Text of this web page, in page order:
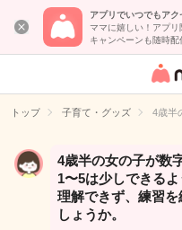
アプリでいつでもアク
ママに嬉しい！アプリ
キャンペーンも随時配
女性
イト
トップ 子育て・グッズ 4歳半
4歳半の女の子が数
1〜5は少しできる
理解できず、練習
しょうか。